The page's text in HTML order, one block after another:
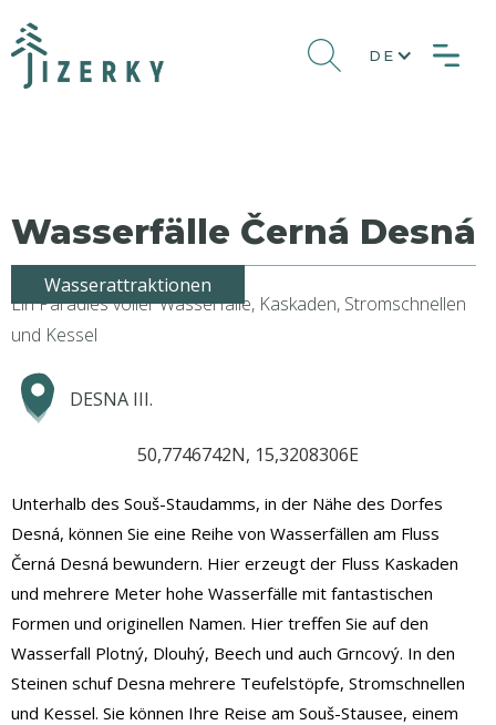
DE
Wasserfälle Černá Desná
Wasserattraktionen
Ein Paradies voller Wasserfälle, Kaskaden, Stromschnellen
und Kessel
DESNA III.
50,7746742N, 15,3208306E
Unterhalb des Souš-Staudamms, in der Nähe des Dorfes
Desná, können Sie eine Reihe von Wasserfällen am Fluss
Černá Desná bewundern. Hier erzeugt der Fluss Kaskaden
und mehrere Meter hohe Wasserfälle mit fantastischen
Formen und originellen Namen. Hier treffen Sie auf den
Wasserfall Plotný, Dlouhý, Beech und auch Grncový. In den
Steinen schuf Desna mehrere Teufelstöpfe, Stromschnellen
und Kessel. Sie können Ihre Reise am Souš-Stausee, einem